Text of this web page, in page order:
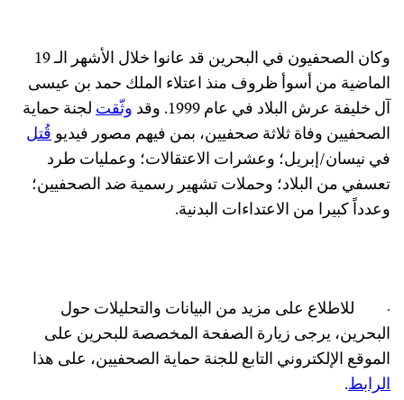
وكان الصحفيون في البحرين قد عانوا خلال الأشهر الـ 19
الماضية من أسوأ ظروف منذ اعتلاء الملك حمد بن عيسى
آل خليفة عرش البلاد في عام 1999. وقد
وثّقتلجنة حماية
الصحفيين وفاة ثلاثة صحفيين، بمن فيهم مصور فيديوقُتل
في نيسان/إبريل؛ وعشرات الاعتقالات؛ وعمليات طرد
تعسفي من البلاد؛ وحملات تشهير رسمية ضد الصحفيين؛
وعدداً كبيرا من الاعتداءات البدنية.
·
للاطلاع على مزيد من البيانات والتحليلات حول
البحرين، يرجى زيارة الصفحة المخصصة للبحرين على
الموقع الإلكتروني التابع للجنة حماية الصحفيين، على هذا
الرابط.